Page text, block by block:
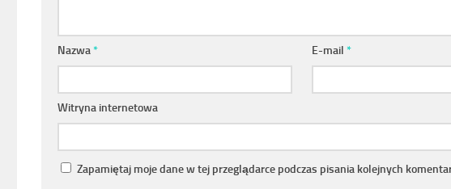
Nazwa* E-mail*
Witryna internetowa
Zapamiętaj moje dane w tej przeglądarce podczas pisania kolejnych